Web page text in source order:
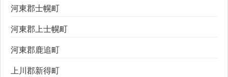
河東郡士幌町
河東郡上士幌町
河東郡鹿追町
上川郡新得町